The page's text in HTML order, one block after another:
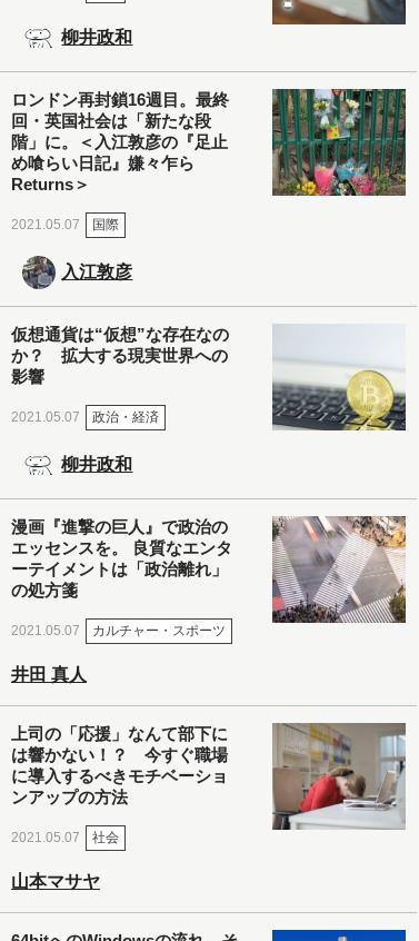
柳井政和
ロンドン再封鎖16週目。最終
回・英国社会は「新たな段
階」に。＜入江敦彦の『足止
め喰らい日記』嫌々乍ら
Returns＞
2021.05.07 国際
入江敦彦
仮想通貨は“仮想”な存在なの
か？ 拡大する現実世界への
影響
2021.05.07 政治・経済
柳井政和
漫画『進撃の巨人』で政治の
エッセンスを。 良質なエンタ
ーテイメントは「政治離れ」
の処方箋
2021.05.07 カルチャー・スポーツ
井田 真人
上司の「応援」なんて部下に
は響かない！？ 今すぐ職場
に導入するべきモチベーショ
ンアップの方法
2021.05.07 社会
山本マサヤ